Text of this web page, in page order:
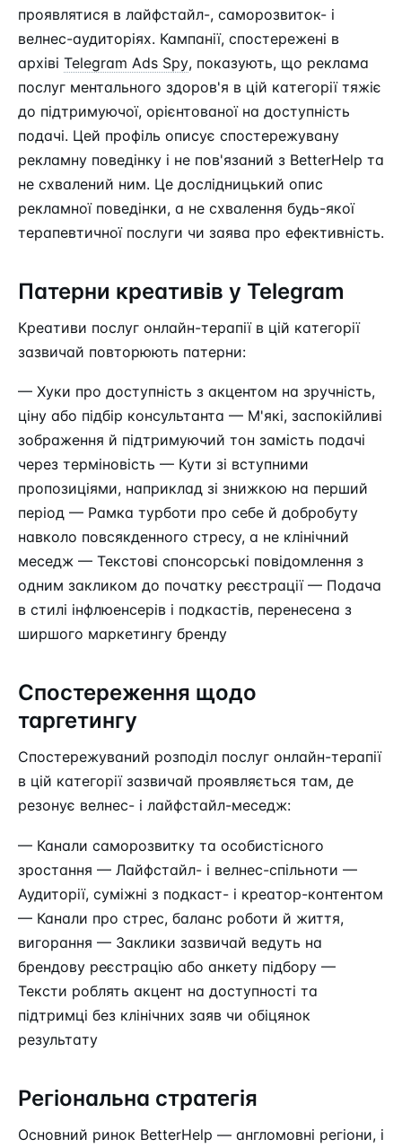
проявлятися в лайфстайл-, саморозвиток- і
велнес-аудиторіях. Кампанії, спостережені в
архіві Telegram Ads Spy, показують, що реклама
послуг ментального здоров'я в цій категорії тяжіє
до підтримуючої, орієнтованої на доступність
подачі. Цей профіль описує спостережувану
рекламну поведінку і не пов'язаний з BetterHelp та
не схвалений ним. Це дослідницький опис
рекламної поведінки, а не схвалення будь-якої
терапевтичної послуги чи заява про ефективність.
Патерни креативів у Telegram
Креативи послуг онлайн-терапії в цій категорії
зазвичай повторюють патерни:
— Хуки про доступність з акцентом на зручність,
ціну або підбір консультанта — М'які, заспокійливі
зображення й підтримуючий тон замість подачі
через терміновість — Кути зі вступними
пропозиціями, наприклад зі знижкою на перший
період — Рамка турботи про себе й добробуту
навколо повсякденного стресу, а не клінічний
меседж — Текстові спонсорські повідомлення з
одним закликом до початку реєстрації — Подача
в стилі інфлюенсерів і подкастів, перенесена з
ширшого маркетингу бренду
Спостереження щодо
таргетингу
Спостережуваний розподіл послуг онлайн-терапії
в цій категорії зазвичай проявляється там, де
резонує велнес- і лайфстайл-меседж:
— Канали саморозвитку та особистісного
зростання — Лайфстайл- і велнес-спільноти —
Аудиторії, суміжні з подкаст- і креатор-контентом
— Канали про стрес, баланс роботи й життя,
вигорання — Заклики зазвичай ведуть на
брендову реєстрацію або анкету підбору —
Тексти роблять акцент на доступності та
підтримці без клінічних заяв чи обіцянок
результату
Регіональна стратегія
Основний ринок BetterHelp — англомовні регіони, і